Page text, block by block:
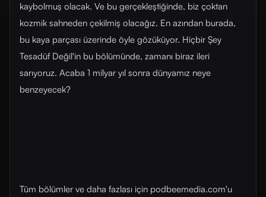
kaybolmuş olacak. Ve bu gerçekleştiğinde, biz çoktan
kozmik sahneden çekilmiş olacağız. En azından burada,
bu kaya parçası üzerinde öyle gözüküyor. Hiçbir Şey
Tesadüf Değil'in bu bölümünde, zamanı biraz ileri
sarıyoruz. Acaba 1 milyar yıl sonra dünyamız neye
benzeyecek?
Tüm bölümler ve daha fazlası için ⁠⁠⁠⁠podbeemedia.com⁠⁠⁠⁠'u